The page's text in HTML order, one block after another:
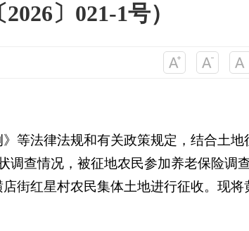
〕021-1号）
等法律法规和有关政策规定，结合土地
调查情况，被征地农民参加养老保险调
街红星村农民集体土地进行征收。现将